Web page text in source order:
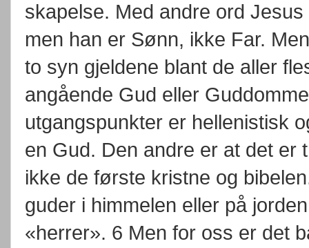
skapelse. Med andre ord
men han er Sønn, ikke Far.
to syn gjeldene blant de aller
angående Gud eller
utgangspunkter er hellenistisk
en Gud. Den andre er at det
ikke de første kristne og
guder i himmelen eller på
«herrer». 6 Men for oss er det